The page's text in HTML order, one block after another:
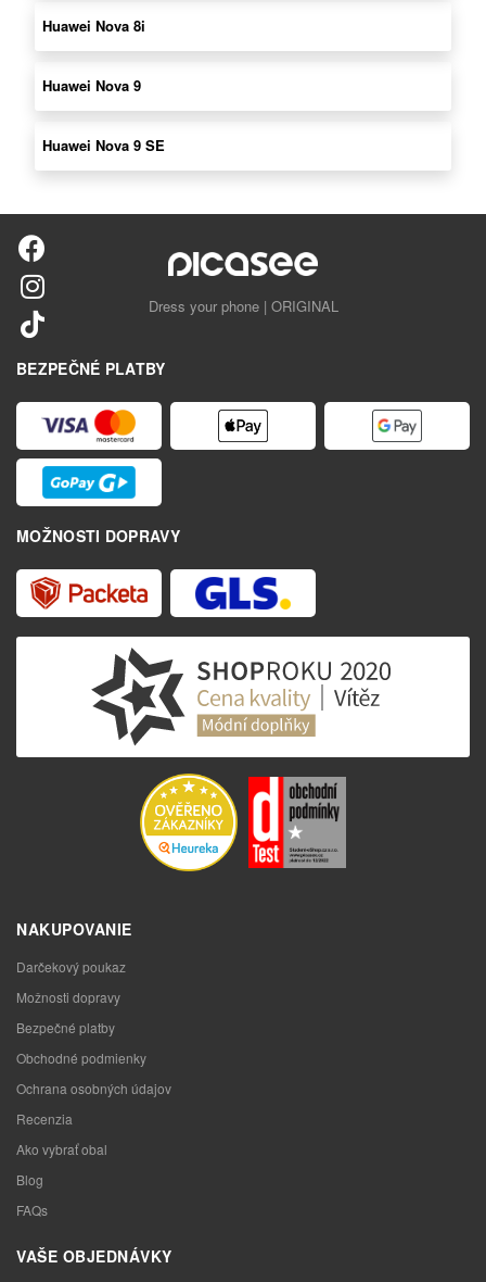
Huawei Nova 8i
Huawei Nova 9
Huawei Nova 9 SE
Dress your phone | ORIGINAL
BEZPEČNÉ PLATBY
MOŽNOSTI DOPRAVY
NAKUPOVANIE
Darčekový poukaz
Možnosti dopravy
Bezpečné platby
Obchodné podmienky
Ochrana osobných údajov
Recenzia
Ako vybrať obal
Blog
FAQs
VAŠE OBJEDNÁVKY